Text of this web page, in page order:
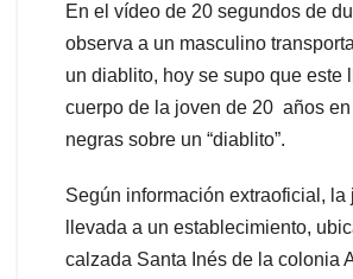
En el vídeo de 20 segundos de
observa a un masculino
un diablito, hoy se supo que este
cuerpo de la joven de 20 años
negras sobre un “diablito”.
Según información extraoficial, la
llevada a un establecimiento,
calzada Santa Inés de la colonia